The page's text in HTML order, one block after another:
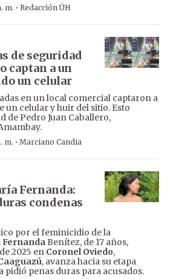
m. · Redacción ÚH
de seguridad
captan a un
un celular
en un local comercial captaron a
un celular y huir del sitio. Esto
de Pedro Juan Caballero,
m. · Marciano Candia
Fernanda:
condenas
por el feminicidio de la
FernandaBenítez, de 17 años,
2025 en Coronel Oviedo,
, avanza hacia su etapa
pidió penas duras para acusados.